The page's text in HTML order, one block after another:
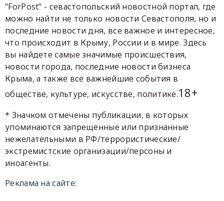
"ForPost" - севастопольский новостной портал, где
можно найти не только новости Севастополя, но и
последние новости дня, все важное и интересное,
что происходит в Крыму, России и в мире. Здесь
вы найдете самые значимые происшествия,
новости города, последние новости бизнеса
Крыма, а также все важнейшие события в
обществе, культуре, искусстве, политике.18+
* Значком отмечены публикации, в которых
упоминаются запрещенные или признанные
нежелательными в РФ/террористические/
экстремистские организации/персоны и
иноагенты.
Реклама на сайте: